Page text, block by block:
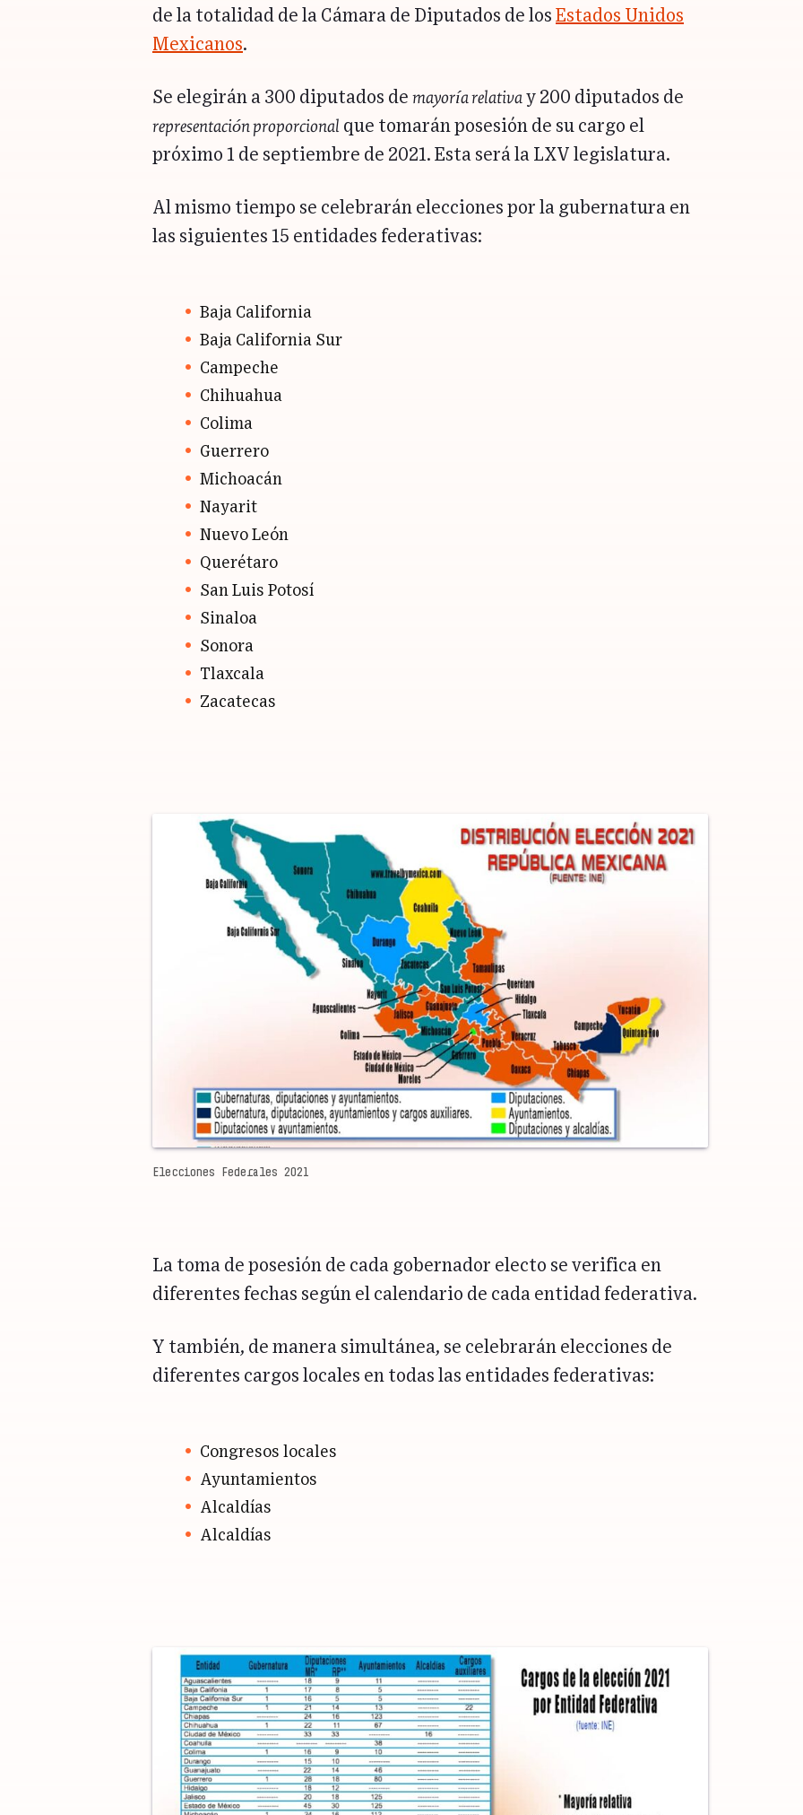
de la totalidad de la Cámara de Diputados de los Estados Unidos
Mexicanos.
Se elegirán a 300 diputados de mayoría relativa y 200 diputados de
representación proporcional que tomarán posesión de su cargo el
próximo 1 de septiembre de 2021. Esta será la LXV legislatura.
Al mismo tiempo se celebrarán elecciones por la gubernatura en
las siguientes 15 entidades federativas:
Baja California
Baja California Sur
Campeche
Chihuahua
Colima
Guerrero
Michoacán
Nayarit
Nuevo León
Querétaro
San Luis Potosí
Sinaloa
Sonora
Tlaxcala
Zacatecas
Elecciones Federales 2021
La toma de posesión de cada gobernador electo se verifica en
diferentes fechas según el calendario de cada entidad federativa.
Y también, de manera simultánea, se celebrarán elecciones de
diferentes cargos locales en todas las entidades federativas:
Congresos locales
Ayuntamientos
Alcaldías
Alcaldías